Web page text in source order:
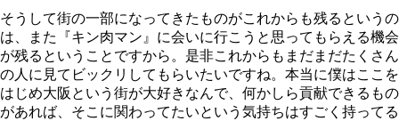
そうして街の一部になってきたものがこれからも残るというの
は、また『キン肉マン』に会いに行こうと思ってもらえる機会
が残るということですから。是非これからもまだまだたくさん
の人に見てビックリしてもらいたいですね。本当に僕はここを
はじめ大阪という街が大好きなんで、何かしら貢献できるもの
があれば、そこに関わってたいという気持ちはすごく持ってる